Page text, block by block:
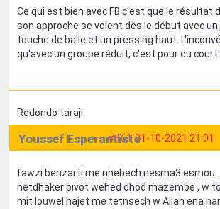
Ce qui est bien avec FB c'est que le résultat
son approche se voient dès le début avec un
touche de balle et un pressing haut.
qu'avec un groupe réduit, c'est pour du
Redondo taraji
#161 31-10-2021 21:01
Youssef Esperantiste
fawzi benzarti me nhebech nesma3 esmou
netdhaker pivot wehed dhod mazembe , w
mit louwel hajet me tetnsech w Allah ena